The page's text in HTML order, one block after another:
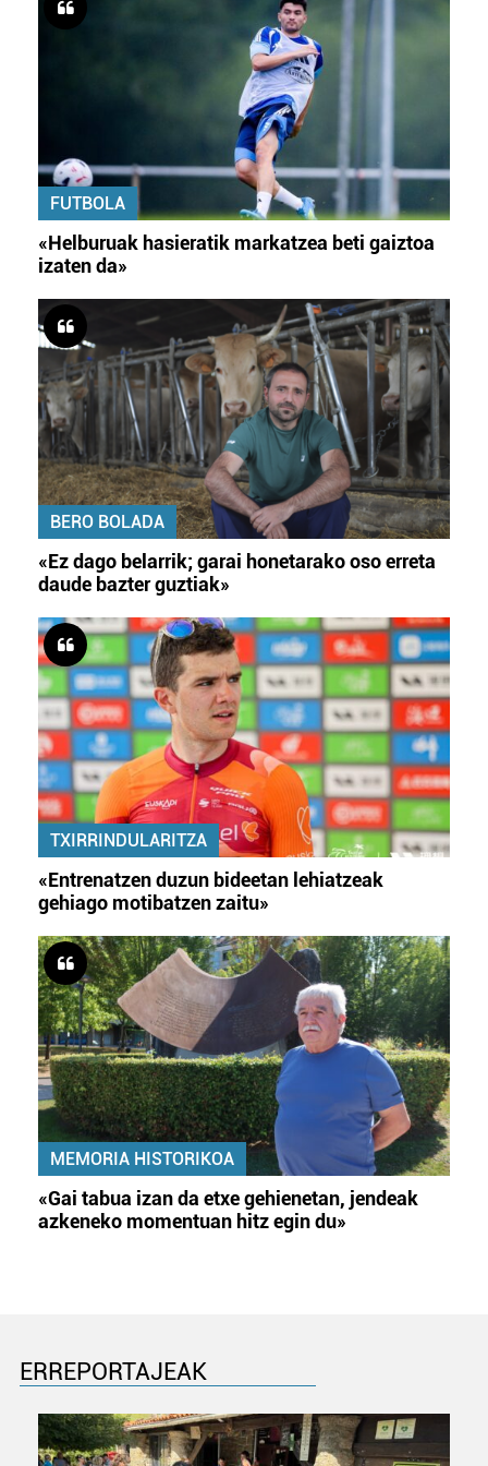
FUTBOLA
«Helburuak hasieratik markatzea beti gaiztoa
izaten da»
BERO BOLADA
«Ez dago belarrik; garai honetarako oso erreta
daude bazter guztiak»
TXIRRINDULARITZA
«Entrenatzen duzun bideetan lehiatzeak
gehiago motibatzen zaitu»
MEMORIA HISTORIKOA
«Gai tabua izan da etxe gehienetan, jendeak
azkeneko momentuan hitz egin du»
ERREPORTAJEAK